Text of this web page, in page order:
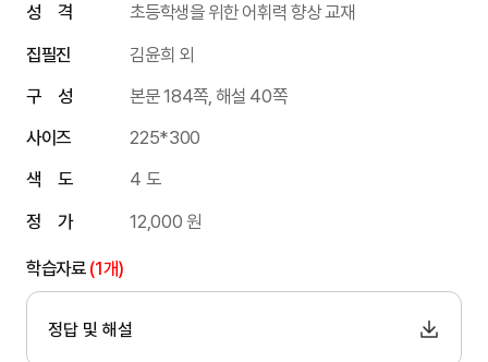
성 격
초등학생을 위한 어휘력 향상 교재
집필진
김윤희 외
구 성
본문 184쪽, 해설 40쪽
사이즈
225*300
색 도
4 도
정 가
12,000 원
학습자료 (1개)
정답 및 해설